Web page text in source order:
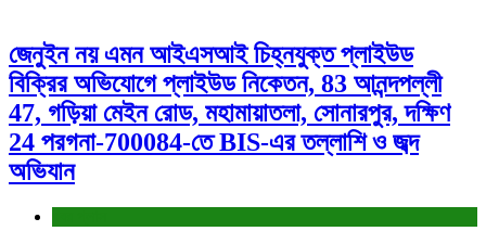
জেনুইন নয় এমন আইএসআই চিহ্নযুক্ত প্লাইউড
বিক্রির অভিযোগে প্লাইউড নিকেতন, 83 আনন্দপল্লী
47, গড়িয়া মেইন রোড, মহামায়াতলা, সোনারপুর, দক্ষিণ
24 পরগনা-700084-তে BIS-এর তল্লাশি ও জব্দ
অভিযান